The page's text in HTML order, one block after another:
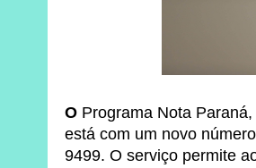
O Programa Nota
está com um novo
9499. O serviço permite